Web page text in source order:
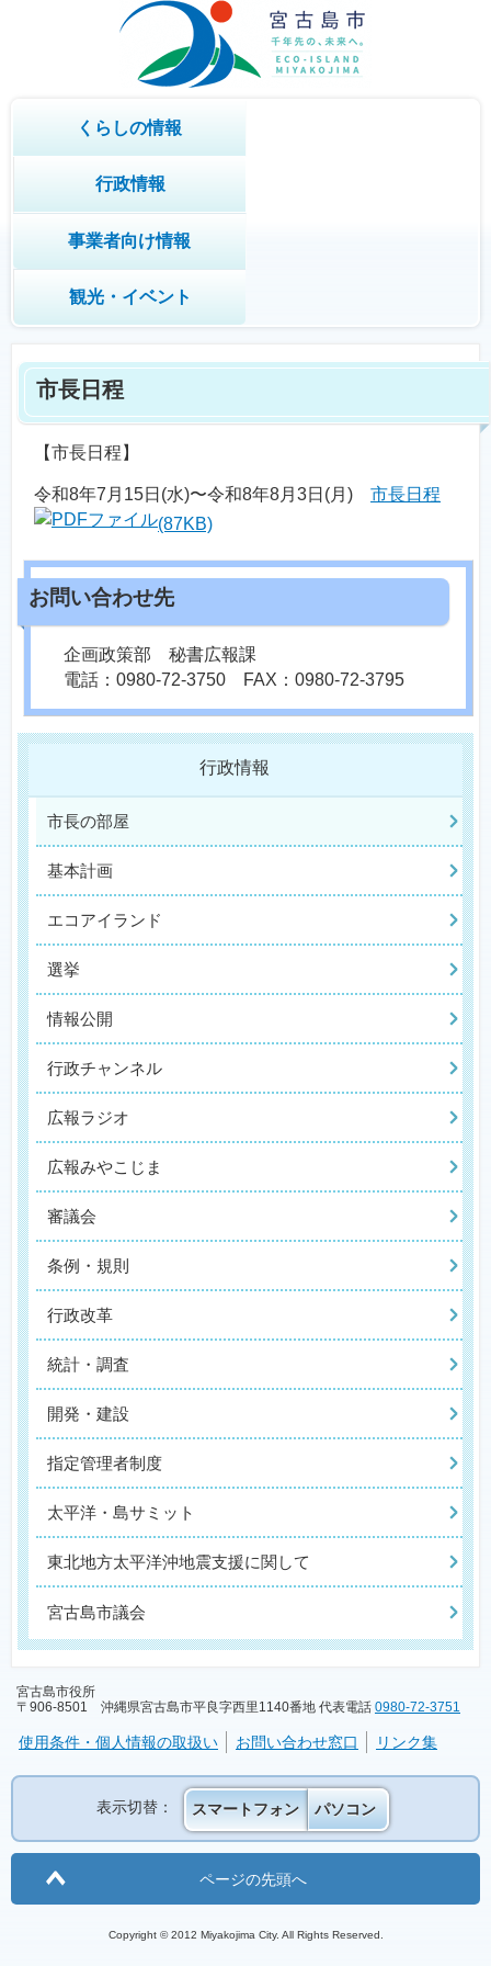
くらしの情報
行政情報
事業者向け情報
観光・イベント
市長日程
【市長日程】
令和8年7月15日(水)〜令和8年8月3日(月) 市長日程
(87KB)
企画政策部 秘書広報課
電話：0980-72-3750 FAX：0980-72-3795
行政情報
市長の部屋
基本計画
エコアイランド
選挙
情報公開
行政チャンネル
広報ラジオ
広報みやこじま
審議会
条例・規則
行政改革
統計・調査
開発・建設
指定管理者制度
太平洋・島サミット
東北地方太平洋沖地震支援に関して
宮古島市議会
宮古島市役所
〒906-8501 沖縄県宮古島市平良字西里1140番地 代表電話 0980-72-3751
使用条件・個人情報の取扱い お問い合わせ窓口 リンク集
表示切替： スマートフォン パソコン
ページの先頭へ
Copyright © 2012 Miyakojima City. All Rights Reserved.